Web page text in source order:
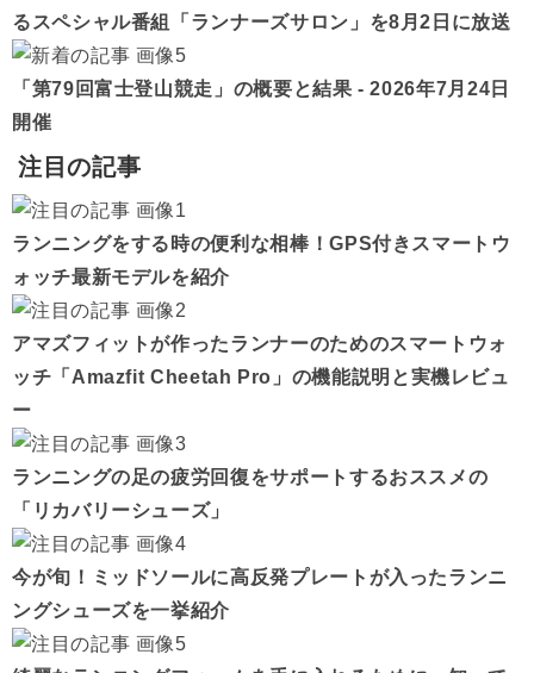
るスペシャル番組「ランナーズサロン」を8月2日に放送
「第79回富士登山競走」の概要と結果 - 2026年7月24日
開催
注目の記事
ランニングをする時の便利な相棒！GPS付きスマートウ
ォッチ最新モデルを紹介
アマズフィットが作ったランナーのためのスマートウォ
ッチ「Amazfit Cheetah Pro」の機能説明と実機レビュ
ー
ランニングの足の疲労回復をサポートするおススメの
「リカバリーシューズ」
今が旬！ミッドソールに高反発プレートが入ったランニ
ングシューズを一挙紹介